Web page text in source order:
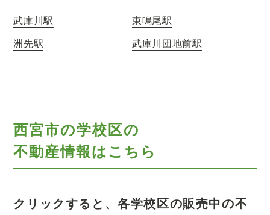
武庫川駅
東鳴尾駅
洲先駅
武庫川団地前駅
西宮市の学校区の
不動産情報はこちら
クリックすると、各学校区の販売中の不